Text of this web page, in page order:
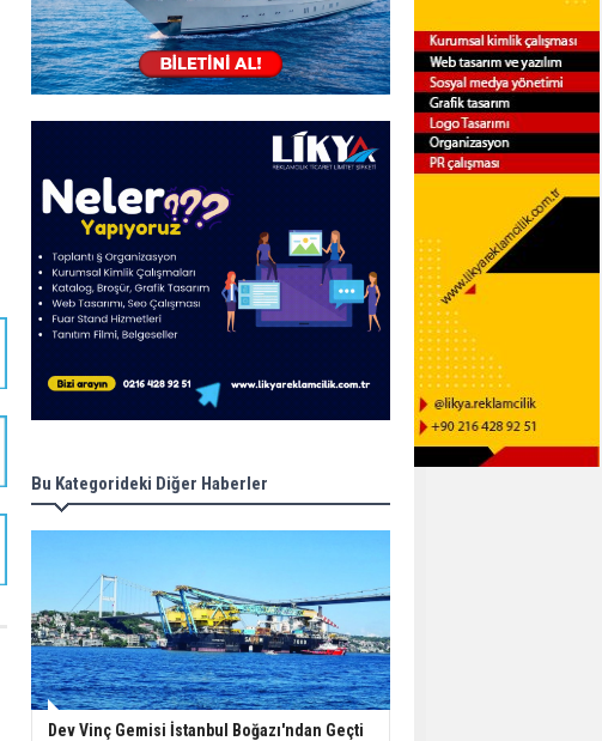
Bu Kategorideki Diğer Haberler
Dev Vinç Gemisi İstanbul Boğazı'ndan Geçti